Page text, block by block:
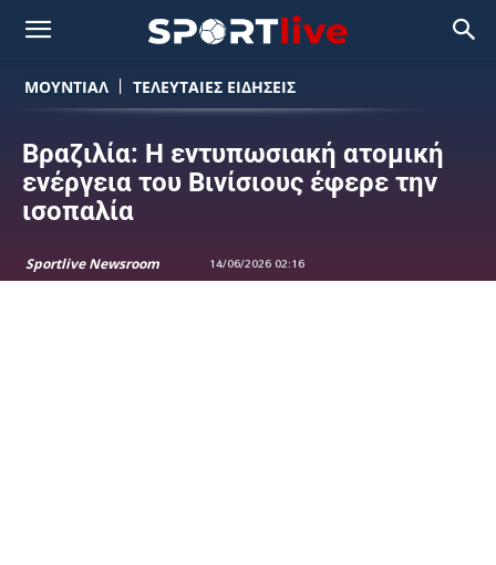
ΜΟΥΝΤΙΆΛ ΤΕΛΕΥΤΑΙΕΣ ΕΙΔΗΣΕΙΣ
Βραζιλία: Η εντυπωσιακή ατομική
ενέργεια του Βινίσιους έφερε την
ισοπαλία
Sportlive Newsroom 14/06/2026 02:16